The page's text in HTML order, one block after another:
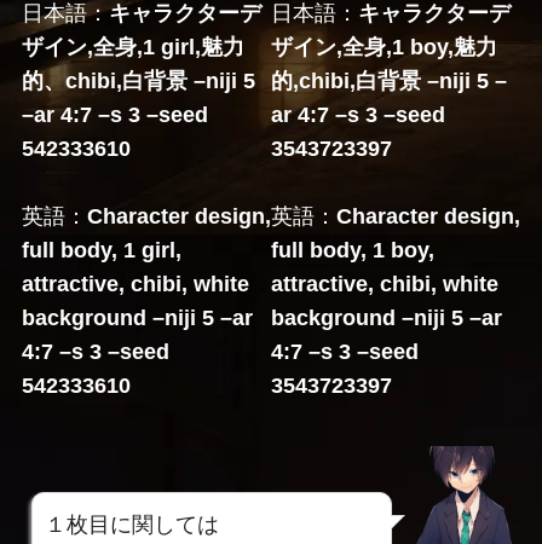
日本語：キャラクターデ
ザイン,全身,1 girl,魅力
的、chibi,白背景 –niji 5
–ar 4:7 –s 3 –seed
542333610
英語： Character design,
full body, 1 girl,
attractive, chibi, white
background –niji 5 –ar
4:7 –s 3 –seed
542333610
日本語： キャラクターデ
ザイン,全身,1 boy,魅力
的,chibi,白背景 –niji 5 –
ar 4:7 –s 3 –seed
3543723397
英語： Character design,
full body, 1 boy,
attractive, chibi, white
background –niji 5 –ar
4:7 –s 3 –seed
3543723397
１枚目に関しては